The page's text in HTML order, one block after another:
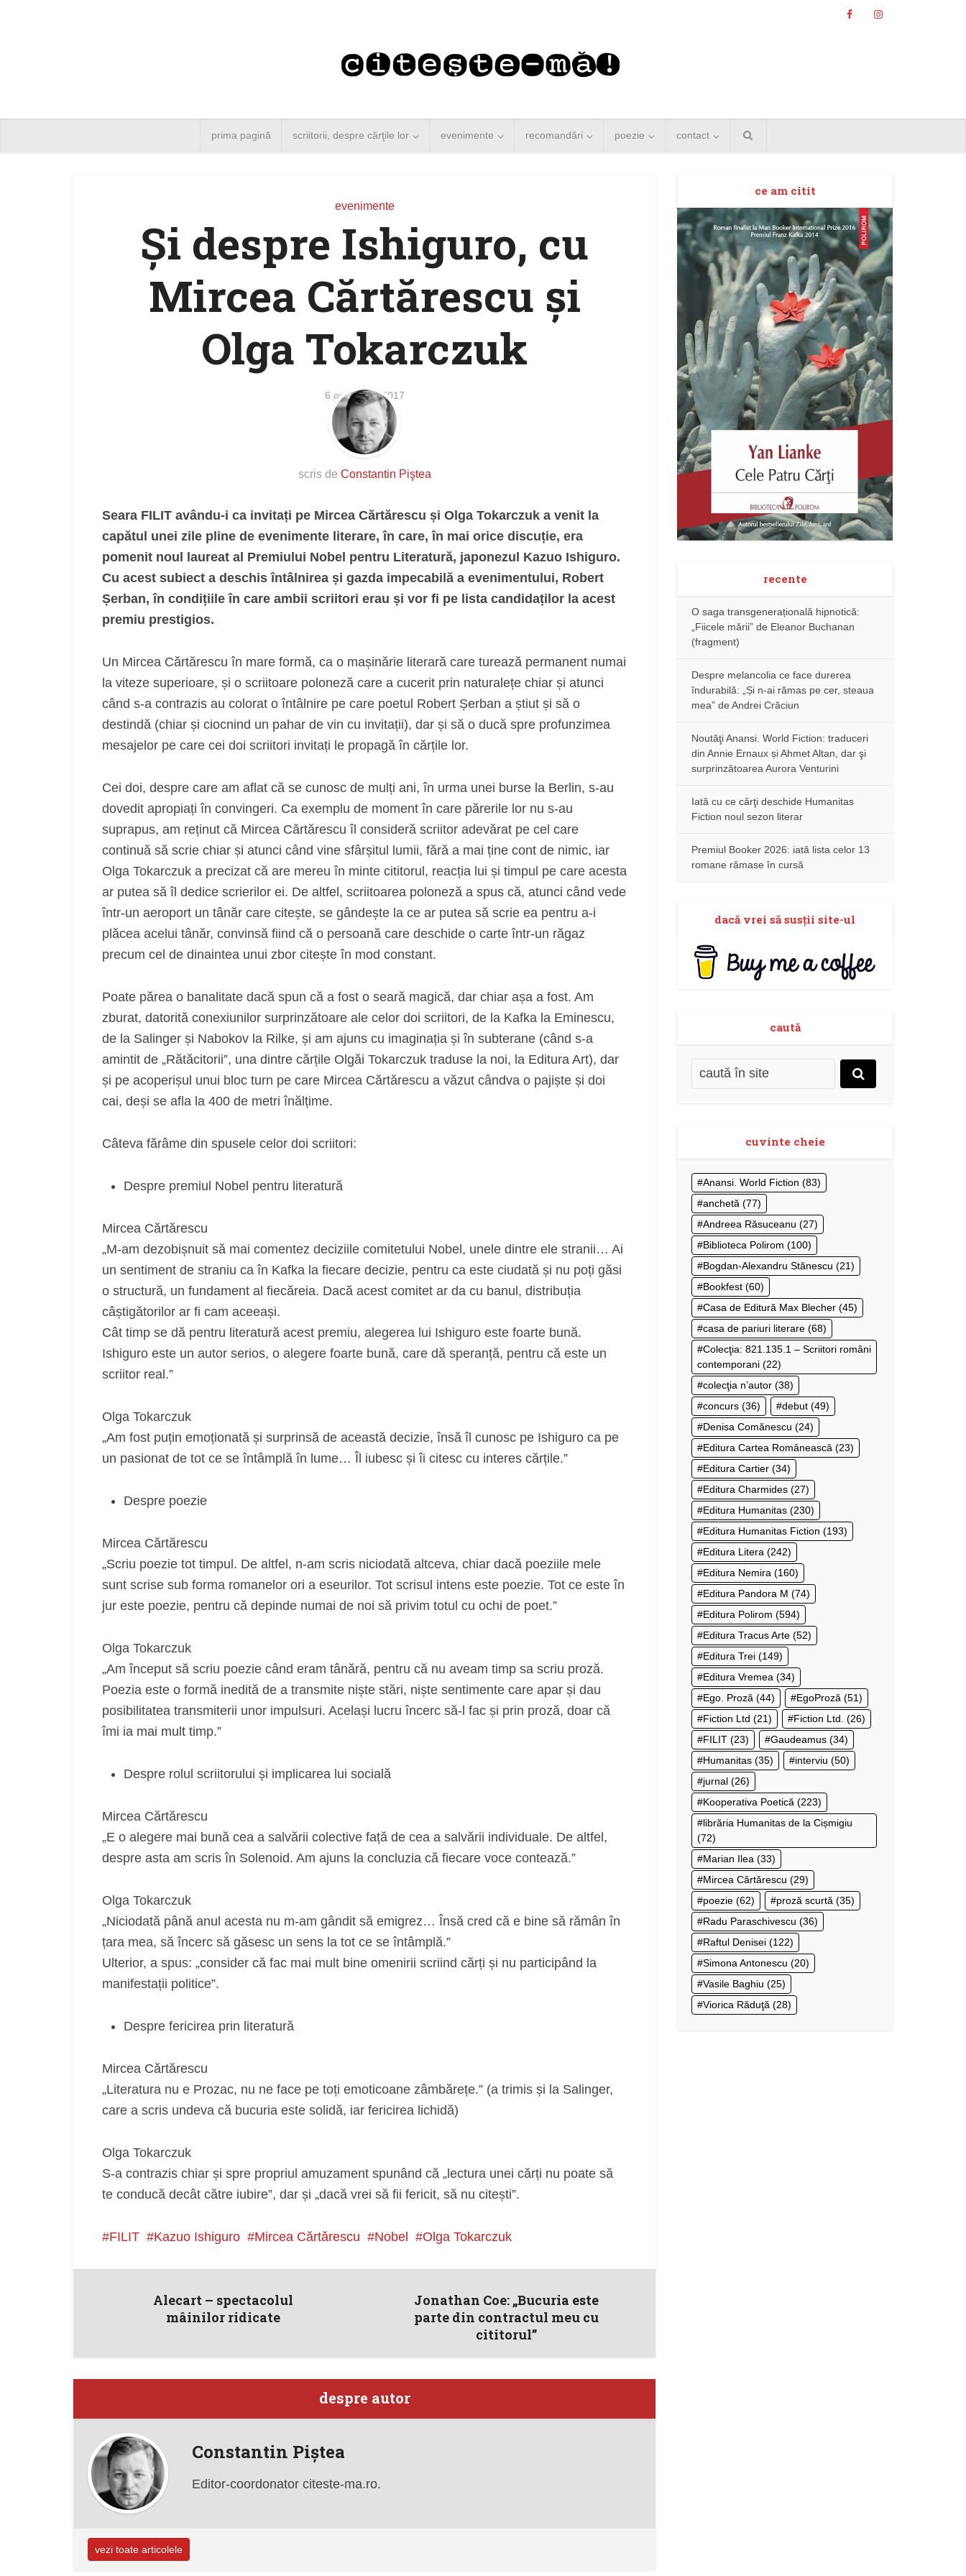
prima pagină scriitorii, despre cărţile lor evenimente recomandări poezie contact
evenimente
Și despre Ishiguro, cu
Mircea Cărtărescu și
Olga Tokarczuk
6 octombrie 2017
scris de Constantin Piştea
Seara FILIT avându-i ca invitați pe Mircea Cărtărescu și Olga Tokarczuk a venit la
capătul unei zile pline de evenimente literare, în care, în mai orice discuție, era
pomenit noul laureat al Premiului Nobel pentru Literatură, japonezul Kazuo Ishiguro.
Cu acest subiect a deschis întâlnirea și gazda impecabilă a evenimentului, Robert
Șerban, în condițiile în care ambii scriitori erau și vor fi pe lista candidaților la acest
premiu prestigios.
Un Mircea Cărtărescu în mare formă, ca o mașinărie literară care turează permanent numai
la viteze superioare, și o scriitoare poloneză care a cucerit prin naturalețe chiar și atunci
când s-a contrazis au colorat o întâlnire pe care poetul Robert Șerban a știut și să o
destindă (chiar și ciocnind un pahar de vin cu invitații), dar și să o ducă spre profunzimea
mesajelor pe care cei doi scriitori invitați le propagă în cărțile lor.
Cei doi, despre care am aflat că se cunosc de mulți ani, în urma unei burse la Berlin, s-au
dovedit apropiați în convingeri. Ca exemplu de moment în care părerile lor nu s-au
suprapus, am reținut că Mircea Cărtărescu îl consideră scriitor adevărat pe cel care
continuă să scrie chiar și atunci când vine sfârșitul lumii, fără a mai ține cont de nimic, iar
Olga Tokarczuk a precizat că are mereu în minte cititorul, reacția lui și timpul pe care acesta
ar putea să îl dedice scrierilor ei. De altfel, scriitoarea poloneză a spus că, atunci când vede
într-un aeroport un tânăr care citește, se gândește la ce ar putea să scrie ea pentru a-i
plăcea acelui tânăr, convinsă fiind că o persoană care deschide o carte într-un răgaz
precum cel de dinaintea unui zbor citește în mod constant.
Poate părea o banalitate dacă spun că a fost o seară magică, dar chiar așa a fost. Am
zburat, datorită conexiunilor surprinzătoare ale celor doi scriitori, de la Kafka la Eminescu,
de la Salinger și Nabokov la Rilke, și am ajuns cu imaginația și în subterane (când s-a
amintit de „Rătăcitorii”, una dintre cărțile Olgăi Tokarczuk traduse la noi, la Editura Art), dar
și pe acoperișul unui bloc turn pe care Mircea Cărtărescu a văzut cândva o pajiște și doi
cai, deși se afla la 400 de metri înălțime.
Câteva fărâme din spusele celor doi scriitori:
Despre premiul Nobel pentru literatură
Mircea Cărtărescu
„M-am dezobișnuit să mai comentez deciziile comitetului Nobel, unele dintre ele stranii… Ai
un sentiment de straniu ca în Kafka la fiecare decizie, pentru ca este ciudată și nu poți găsi
o structură, un fundament al fiecăreia. Dacă acest comitet ar da cu banul, distribuția
câștigătorilor ar fi cam aceeași.
Cât timp se dă pentru literatură acest premiu, alegerea lui Ishiguro este foarte bună.
Ishiguro este un autor serios, o alegere foarte bună, care dă speranță, pentru că este un
scriitor real.”
Olga Tokarczuk
„Am fost puțin emoționată și surprinsă de această decizie, însă îl cunosc pe Ishiguro ca pe
un pasionat de tot ce se întâmplă în lume… Îl iubesc și îi citesc cu interes cărțile.”
Despre poezie
Mircea Cărtărescu
„Scriu poezie tot timpul. De altfel, n-am scris niciodată altceva, chiar dacă poeziile mele
sunt scrise sub forma romanelor ori a eseurilor. Tot scrisul intens este poezie. Tot ce este în
jur este poezie, pentru că depinde numai de noi să privim totul cu ochi de poet.”
Olga Tokarczuk
„Am început să scriu poezie când eram tânără, pentru că nu aveam timp sa scriu proză.
Poezia este o formă inedită de a transmite niște stări, niște sentimente care apar și dau
posibilitatea transmiterii unor impulsuri. Același lucru încerc să-l fac și prin proză, doar că
îmi ia mai mult timp.”
Despre rolul scriitorului și implicarea lui socială
Mircea Cărtărescu
„E o alegere mai bună cea a salvării colective față de cea a salvării individuale. De altfel,
despre asta am scris în Solenoid. Am ajuns la concluzia că fiecare voce contează.”
Olga Tokarczuk
„Niciodată până anul acesta nu m-am gândit să emigrez… Însă cred că e bine să rămân în
țara mea, să încerc să găsesc un sens la tot ce se întâmplă.”
Ulterior, a spus: „consider că fac mai mult bine omenirii scriind cărți și nu participând la
manifestații politice”.
Despre fericirea prin literatură
Mircea Cărtărescu
„Literatura nu e Prozac, nu ne face pe toți emoticoane zâmbărețe.” (a trimis și la Salinger,
care a scris undeva că bucuria este solidă, iar fericirea lichidă)
Olga Tokarczuk
S-a contrazis chiar și spre propriul amuzament spunând că „lectura unei cărți nu poate să
te conducă decât către iubire”, dar și „dacă vrei să fii fericit, să nu citești”.
FILIT Kazuo Ishiguro Mircea Cărtărescu Nobel Olga Tokarczuk
Alecart – spectacolul
mâinilor ridicate
Jonathan Coe: „Bucuria este
parte din contractul meu cu
cititorul”
despre autor
Constantin Piştea
Editor-coordonator citeste-ma.ro.
vezi toate articolele
ce am citit
recente
O saga transgenerațională hipnotică:
„Fiicele mării” de Eleanor Buchanan
(fragment)
Despre melancolia ce face durerea
îndurabilă: „Și n-ai rămas pe cer, steaua
mea” de Andrei Crăciun
Noutăţi Anansi. World Fiction: traduceri
din Annie Ernaux și Ahmet Altan, dar şi
surprinzătoarea Aurora Venturini
Iată cu ce cărţi deschide Humanitas
Fiction noul sezon literar
Premiul Booker 2026: iată lista celor 13
romane rămase în cursă
dacă vrei să susţii site-ul
caută
cuvinte cheie
Anansi. World Fiction (83)
anchetă (77)
Andreea Răsuceanu (27)
Biblioteca Polirom (100)
Bogdan-Alexandru Stănescu (21)
Bookfest (60)
Casa de Editură Max Blecher (45)
casa de pariuri literare (68)
Colecţia: 821.135.1 – Scriitori români
contemporani (22)
colecţia n’autor (38)
concurs (36) debut (49)
Denisa Comănescu (24)
Editura Cartea Românească (23)
Editura Cartier (34)
Editura Charmides (27)
Editura Humanitas (230)
Editura Humanitas Fiction (193)
Editura Litera (242)
Editura Nemira (160)
Editura Pandora M (74)
Editura Polirom (594)
Editura Tracus Arte (52)
Editura Trei (149)
Editura Vremea (34)
Ego. Proză (44) EgoProză (51)
Fiction Ltd (21) Fiction Ltd. (26)
FILIT (23) Gaudeamus (34)
Humanitas (35) interviu (50)
jurnal (26)
Kooperativa Poetică (223)
librăria Humanitas de la Cișmigiu
(72)
Marian Ilea (33)
Mircea Cărtărescu (29)
poezie (62) proză scurtă (35)
Radu Paraschivescu (36)
Raftul Denisei (122)
Simona Antonescu (20)
Vasile Baghiu (25)
Viorica Răduţă (28)